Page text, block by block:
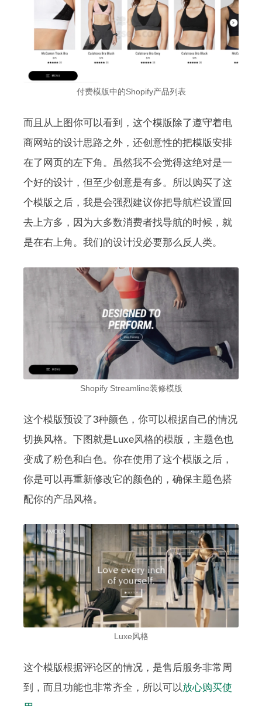
付费模版中的Shopify产品列表
而且从上图你可以看到，这个模版除了遵守着电
商网站的设计思路之外，还创意性的把模版安排
在了网页的左下角。虽然我不会觉得这绝对是一
个好的设计，但至少创意是有多。所以购买了这
个模版之后，我是会强烈建议你把导航栏设置回
去上方多，因为大多数消费者找导航的时候，就
是在右上角。我们的设计没必要那么反人类。
Shopify Streamline装修模版
这个模版预设了3种颜色，你可以根据自己的情况
切换风格。下图就是Luxe风格的模版，主题色也
变成了粉色和白色。你在使用了这个模版之后，
你是可以再重新修改它的颜色的，确保主题色搭
配你的产品风格。
Luxe风格
这个模版根据评论区的情况，是售后服务非常周
到，而且功能也非常齐全，所以可以放心购买使